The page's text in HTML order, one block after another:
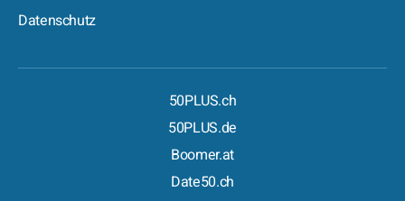
Datenschutz
50PLUS.ch
50PLUS.de
Boomer.at
Date50.ch